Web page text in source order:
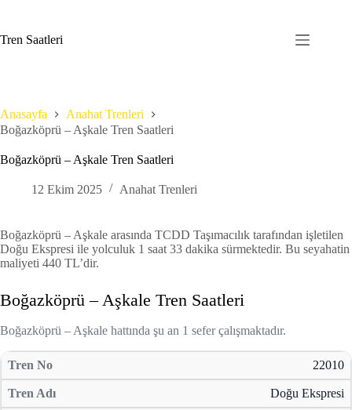
to
content
Tren Saatleri
Anasayfa
Anahat Trenleri
Boğazköprü – Aşkale Tren Saatleri
Boğazköprü – Aşkale Tren Saatleri
12 Ekim 2025 Anahat Trenleri
Boğazköprü – Aşkale arasında TCDD Taşımacılık tarafından işletilen
Doğu Ekspresi ile yolculuk 1 saat 33 dakika sürmektedir. Bu seyahatin
maliyeti 440 TL’dir.
Boğazköprü – Aşkale Tren Saatleri
Boğazköprü – Aşkale hattında şu an 1 sefer çalışmaktadır.
22010
Doğu Ekspresi